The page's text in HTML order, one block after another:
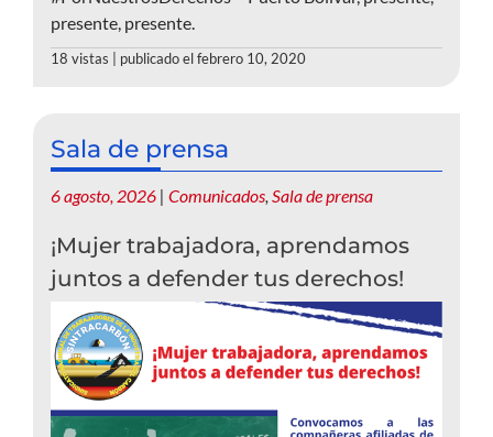
presente, presente.
18 vistas publicado el febrero 10, 2020
Sala de prensa
6 agosto, 2026 | Comunicados Sala de prensa
¡Mujer trabajadora, aprendamos
juntos a defender tus derechos!